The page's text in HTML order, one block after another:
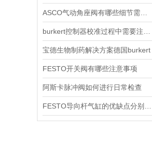
宝德生物制药解决方案德国burkert
FESTO开关阀有哪些注意事项
阿斯卡脉冲阀如何进行日常检查